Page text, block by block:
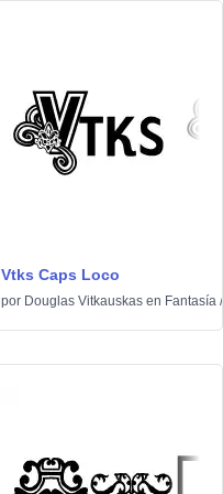
Vtks Caps Loco
por Douglas Vitkauskas en Fantasía